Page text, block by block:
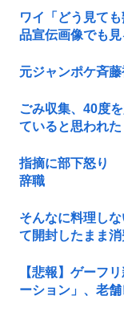
ワイ「どう見て
品宣伝画像でも見
元ジャンポケ斉
ごみ収集、40度
ていると思われ
指摘に部下怒り
辞職
そんなに料理し
て開封したまま
【悲報】ゲーフ
ーション」、老